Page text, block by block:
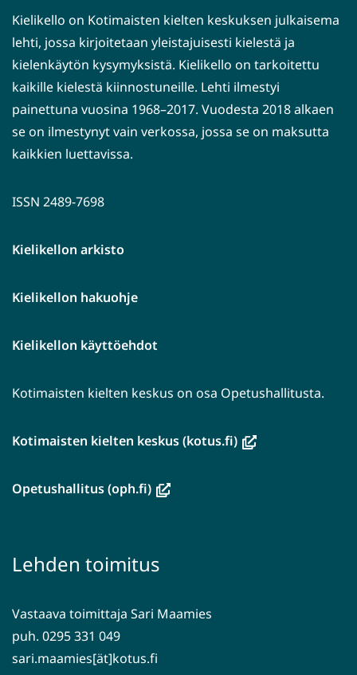
Kielikello on Kotimaisten kielten keskuksen julkaisema
lehti, jossa kirjoitetaan yleistajuisesti kielestä ja
kielenkäytön kysymyksistä. Kielikello on tarkoitettu
kaikille kielestä kiinnostuneille. Lehti ilmestyi
painettuna vuosina 1968–2017. Vuodesta 2018 alkaen
se on ilmestynyt vain verkossa, jossa se on maksutta
kaikkien luettavissa.
ISSN 2489-7698
Kielikellon arkisto
Kielikellon hakuohje
Kielikellon käyttöehdot
Kotimaisten kielten keskus on osa Opetushallitusta.
Kotimaisten kielten keskus (kotus.fi)(avautuu
Opetushallitus (oph.fi)(avautuu
toiseen
Lehden toimitus
Vastaava toimittaja Sari Maamies
puh. 0295 331 049
sari.maamies[ät]kotus.fi